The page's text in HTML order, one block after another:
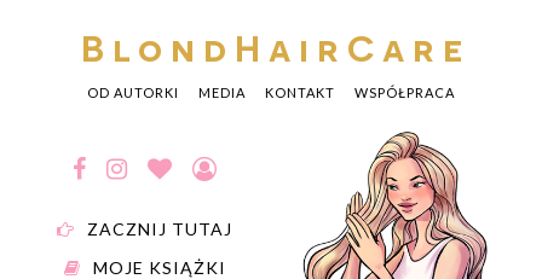
BlondHairCare
OD AUTORKI MEDIA KONTAKT WSPÓŁPRACA
ZACZNIJ TUTAJ
MOJE KSIĄŻKI